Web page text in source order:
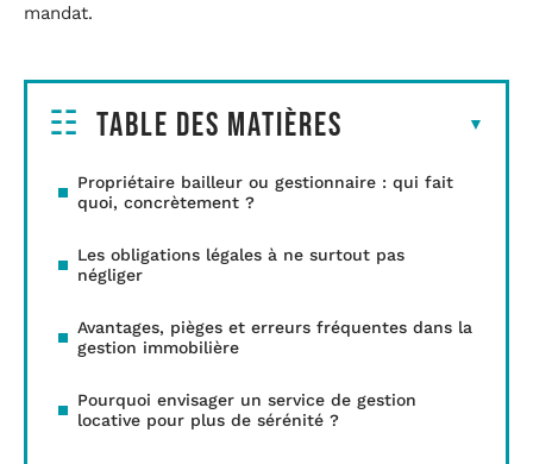
mandat.
Table des matières
Propriétaire bailleur ou gestionnaire : qui fait
quoi, concrètement ?
Les obligations légales à ne surtout pas
négliger
Avantages, pièges et erreurs fréquentes dans la
gestion immobilière
Pourquoi envisager un service de gestion
locative pour plus de sérénité ?